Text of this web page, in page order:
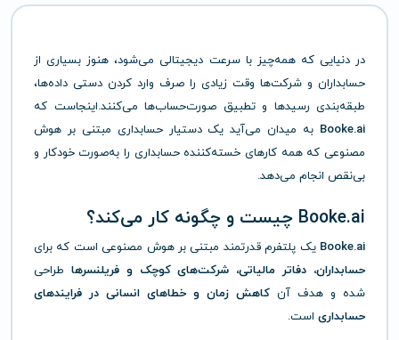
در دنیایی که همه‌چیز با سرعت دیجیتالی می‌شود، هنوز بسیاری از
حسابداران و شرکت‌ها وقت زیادی را صرف وارد کردن دستی داده‌ها،
طبقه‌بندی رسیدها و تطبیق صورت‌حساب‌ها می‌کنند.اینجاست که
Booke.ai به میدان می‌آید یک دستیار حسابداری مبتنی بر هوش
مصنوعی که همه کارهای خسته‌کننده حسابداری را به‌صورت خودکار و
بی‌نقص انجام می‌دهد.
Booke.ai چیست و چگونه کار می‌کند؟
Booke.ai یک پلتفرم قدرتمند مبتنی بر هوش مصنوعی است که برای
حسابداران، دفاتر مالیاتی، شرکت‌های کوچک و فریلنسرها طراحی
شده و هدف آن کاهش زمان و خطاهای انسانی در فرایندهای
حسابداری است.